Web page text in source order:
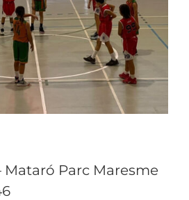
Mataró Parc Maresme